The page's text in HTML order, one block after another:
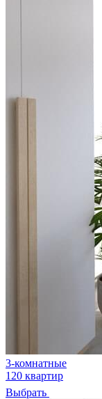
3-комнатные
120 квартир
Выбрать